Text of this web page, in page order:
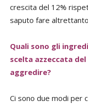
crescita del 12%
saputo fare
Quali sono gli
scelta azzeccata
aggredire?
Ci sono due modi per